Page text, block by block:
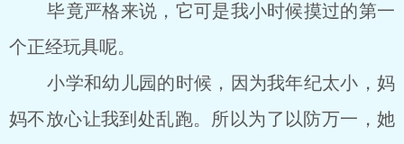
毕竟严格来说，它可是我小时候摸过的第一
个正经玩具呢。
小学和幼儿园的时候，因为我年纪太小，妈
妈不放心让我到处乱跑。所以为了以防万一，她